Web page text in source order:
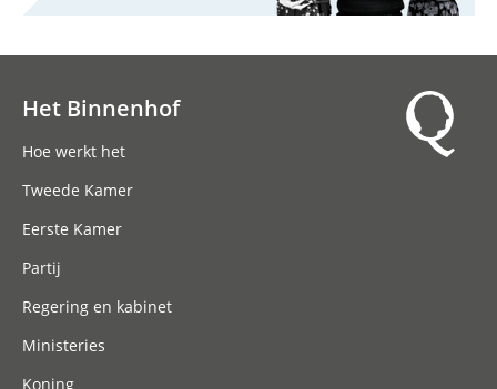
Het Binnenhof
Hoe werkt het
Tweede Kamer
Eerste Kamer
Partij
Regering en kabinet
Ministeries
Koning